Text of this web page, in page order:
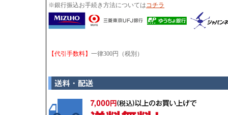
※銀行振込お手続き方法についてはコチラ
【代引手数料】 一律300円（税別）